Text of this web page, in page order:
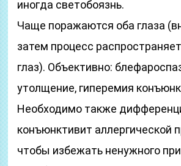
иногда светобоязнь.
Чаще поражаются оба глаза
затем процесс
глаз). Объективно:
утолщение, гиперемия
Необходимо также
конъюнктивит аллергической
чтобы избежать ненужного